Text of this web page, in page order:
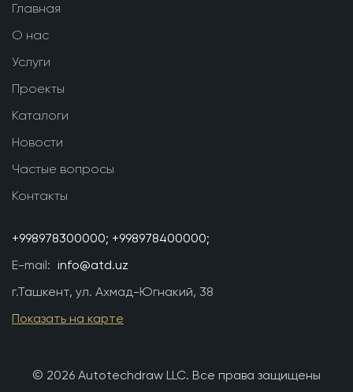
Главная
О нас
Услуги
Проекты
Каталоги
Новости
Частые вопросы
Контакты
+998978300000; +998978400000;
E-mail: info@atd.uz
г.Ташкент, ул. Ахмад-Югнакий, 38
Показать на карте
© 2026 Autotechdraw LLC. Все права защищены